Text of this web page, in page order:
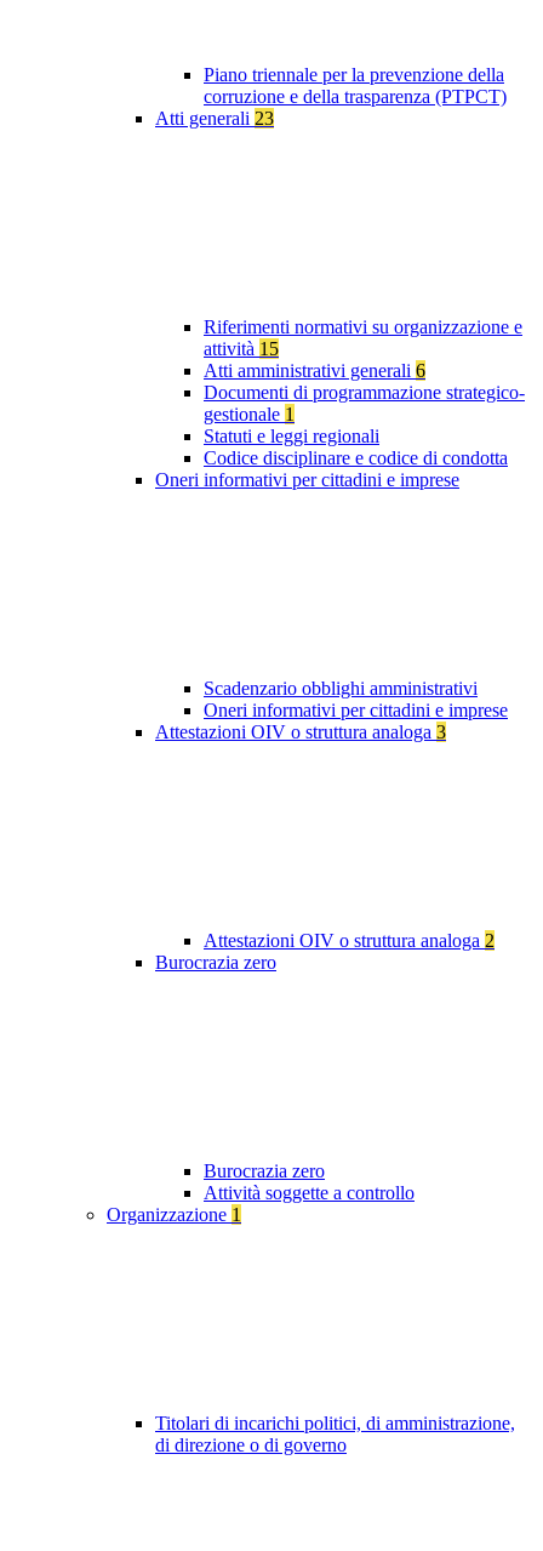
Piano triennale per la prevenzione della
corruzione e della trasparenza (PTPCT)
Atti generali 23
Riferimenti normativi su organizzazione e
attività 15
Atti amministrativi generali 6
Documenti di programmazione strategico-
gestionale 1
Statuti e leggi regionali
Codice disciplinare e codice di condotta
Oneri informativi per cittadini e imprese
Scadenzario obblighi amministrativi
Oneri informativi per cittadini e imprese
Attestazioni OIV o struttura analoga 3
Attestazioni OIV o struttura analoga 2
Burocrazia zero
Burocrazia zero
Attività soggette a controllo
Organizzazione 1
Titolari di incarichi politici, di amministrazione,
di direzione o di governo